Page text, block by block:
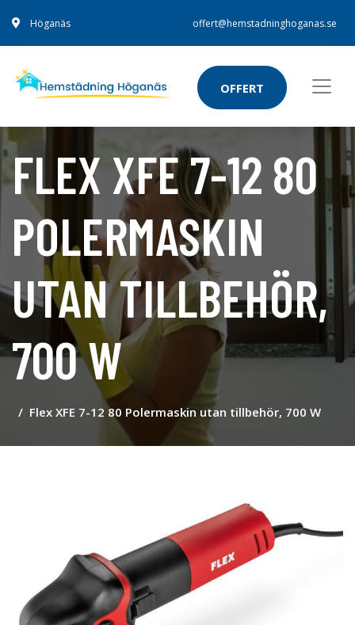
Höganäs offert@hemstadninghoganas.se
OFFERT
FLEX XFE 7-12 80
POLERMASKIN
UTAN TILLBEHÖR,
700 W
Flex XFE 7-12 80 Polermaskin utan tillbehör, 700 W